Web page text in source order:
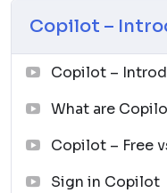
letters with the
Learn coding
Fix the grammar
Write a meal plan
Create a workout
Course
Copilot –
Copilot –
What are
Copilot – Free
Sign in Copilot